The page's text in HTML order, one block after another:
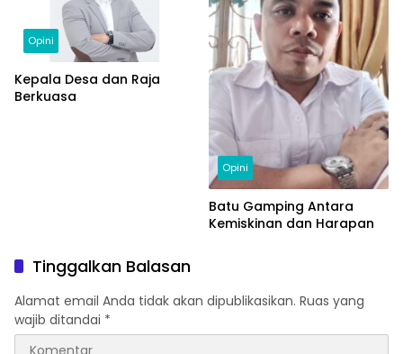
Opini
Kepala Desa dan Raja
Berkuasa
Opini
Batu Gamping Antara
Kemiskinan dan Harapan
Tinggalkan Balasan
Alamat email Anda tidak akan dipublikasikan. Ruas yang
wajib ditandai *